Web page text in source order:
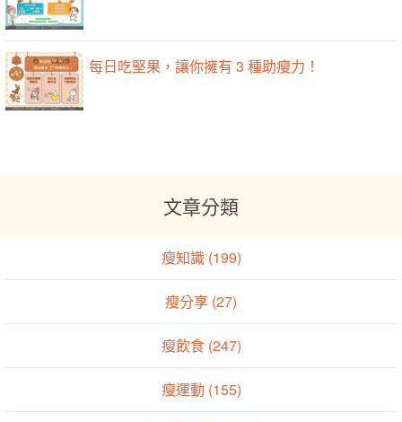
每日吃堅果，讓你擁有 3 種助瘦力！
文章分類
瘦知識 (199)
瘦分享 (27)
瘦飲食 (247)
瘦運動 (155)